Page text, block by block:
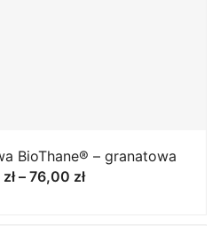
BioThane® – granatowa
zł – 76,00 złZakres